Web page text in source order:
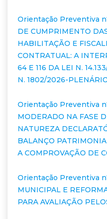
Orientação Preventiva
DE CUMPRIMENTO
HABILITAÇÃO E
CONTRATUAL: A
64 E 116 DA LEI N.
N. 1802/2026-
Orientação Preventiva
MODERADO NA FASE
NATUREZA
BALANÇO
A COMPROVAÇÃO DE
Orientação Preventiva
MUNICIPAL E
PARA AVALIAÇÃO